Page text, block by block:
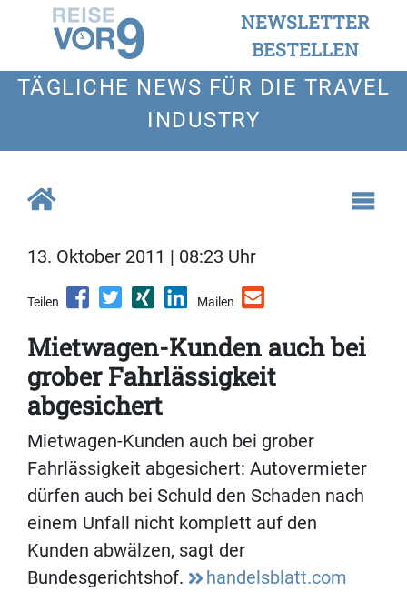
NEWSLETTER
BESTELLEN
TÄGLICHE NEWS FÜR DIE TRAVEL
INDUSTRY
13. Oktober 2011 | 08:23 Uhr
Teilen Mailen
Mietwagen-Kunden auch bei
grober Fahrlässigkeit
abgesichert
Mietwagen-Kunden auch bei grober
Fahrlässigkeit abgesichert: Autovermieter
dürfen auch bei Schuld den Schaden nach
einem Unfall nicht komplett auf den
Kunden abwälzen, sagt der
Bundesgerichtshof.
handelsblatt.com